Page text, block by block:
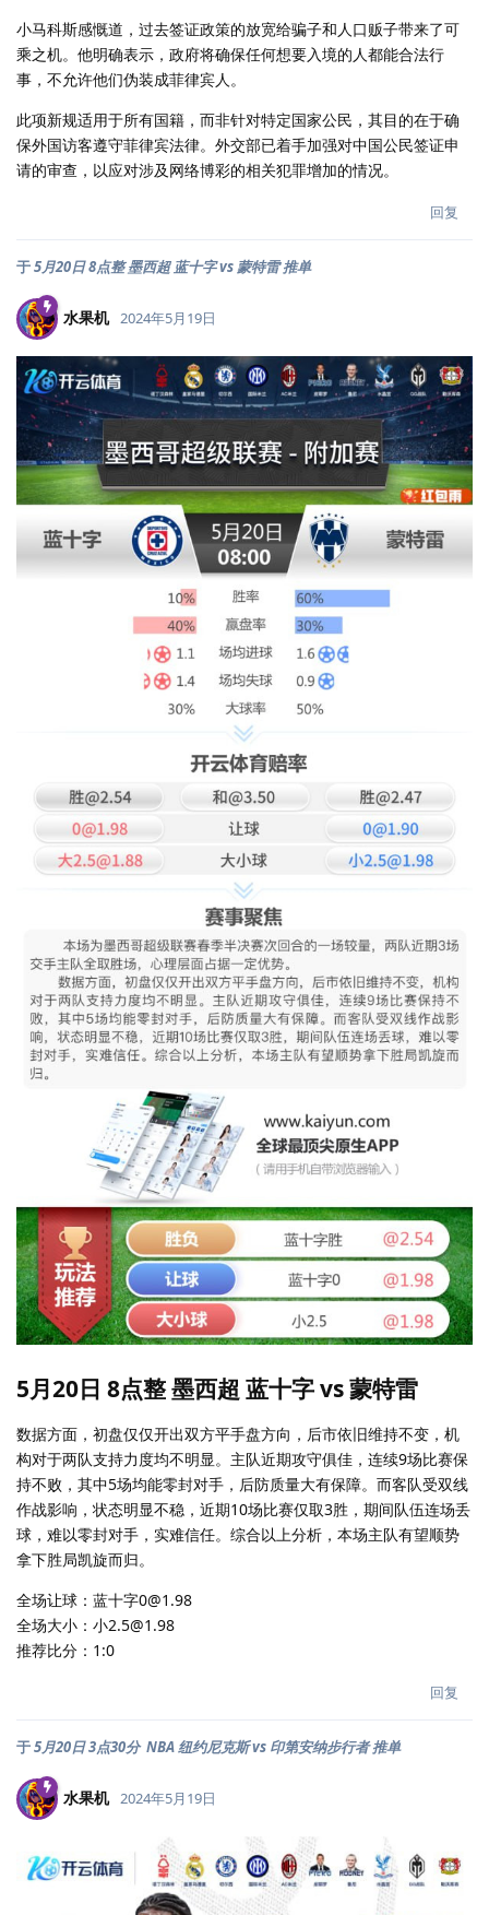
小马科斯感慨道，过去签证政策的放宽给骗子和人口贩子带来了可
乘之机。他明确表示，政府将确保任何想要入境的人都能合法行
事，不允许他们伪装成菲律宾人。
此项新规适用于所有国籍，而非针对特定国家公民，其目的在于确
保外国访客遵守菲律宾法律。外交部已着手加强对中国公民签证申
请的审查，以应对涉及网络博彩的相关犯罪增加的情况。
回复
于5月20日 8点整 墨西超 蓝十字 vs 蒙特雷 推单
水果机 2024年5月19日
5月20日 8点整 墨西超 蓝十字 vs 蒙特雷
数据方面，初盘仅仅开出双方平手盘方向，后市依旧维持不变，机
构对于两队支持力度均不明显。主队近期攻守俱佳，连续9场比赛保
持不败，其中5场均能零封对手，后防质量大有保障。而客队受双线
作战影响，状态明显不稳，近期10场比赛仅取3胜，期间队伍连场丢
球，难以零封对手，实难信任。综合以上分析，本场主队有望顺势
拿下胜局凯旋而归。
全场让球：蓝十字0@1.98
全场大小：小2.5@1.98
推荐比分：1:0
回复
于5月20日 3点30分 NBA 纽约尼克斯 vs 印第安纳步行者 推单
水果机 2024年5月19日